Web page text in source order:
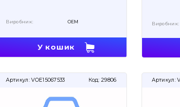
Виробник: OEM
У кошик
Виробник:
Артикул: VOE15067533 Код: 29806 Артикул: